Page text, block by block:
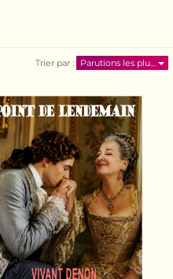
Trier par : Parutions les plu…